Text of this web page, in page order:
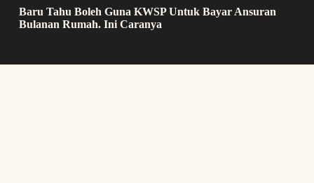
Baru Tahu Boleh Guna KWSP Untuk Bayar Ansuran
Bulanan Rumah. Ini Caranya